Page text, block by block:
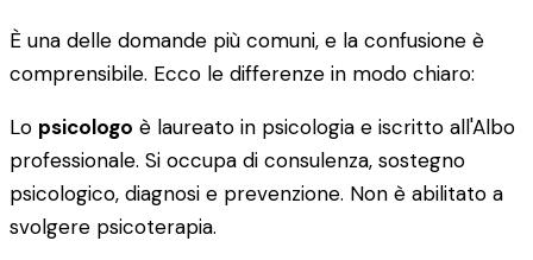
È una delle domande più comuni, e la confusione è
comprensibile. Ecco le differenze in modo chiaro:
Lo psicologo è laureato in psicologia e iscritto all'Albo
professionale. Si occupa di consulenza, sostegno
psicologico, diagnosi e prevenzione. Non è abilitato a
svolgere psicoterapia.